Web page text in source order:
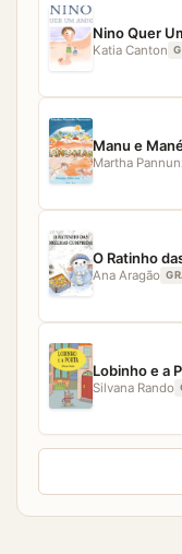
nossa equipe
Nino Quer
Katia Canton
Manu e
Martha
O Ratinho
Ana Aragão
Lobinho e a
Silvana Rando